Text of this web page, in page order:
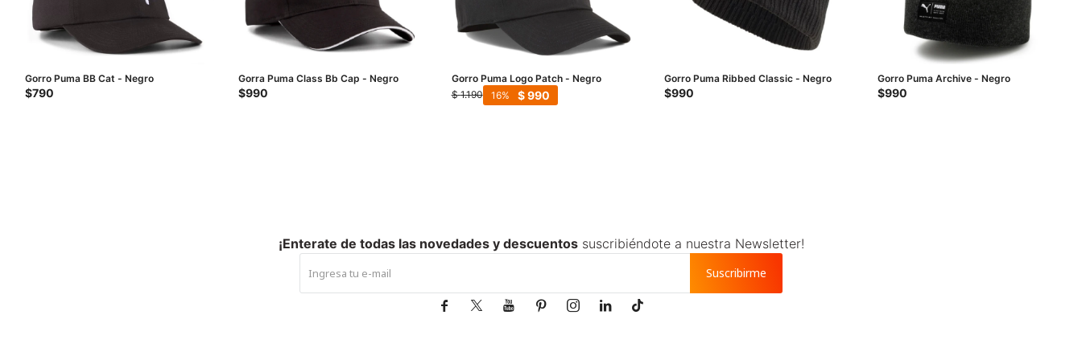
Gorro Puma BB Cat - Negro
$790
Gorra Puma Class Bb Cap - Negro
$990
Gorro Puma Logo Patch - Negro
$ 1.190 $ 990
16
Gorro Puma Ribbed Classic - Negro
$990
Gorro Puma Archive - Negro
$990
¡Enterate de todas las novedades y descuentossuscribiéndote a nuestra Newsletter!
Suscribirme
      